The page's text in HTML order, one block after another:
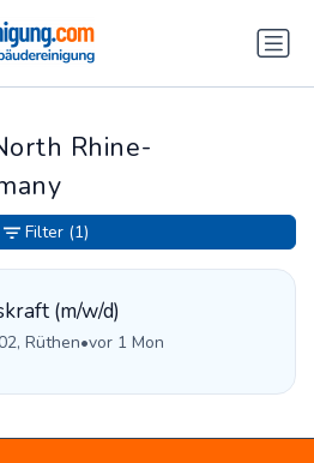
Rhine-
(m/w/d)
Rüthen•vor 1 Mon
Filter (1)